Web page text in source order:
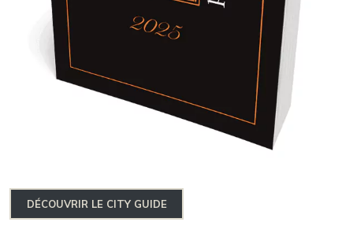
DÉCOUVRIR LE CITY GUIDE